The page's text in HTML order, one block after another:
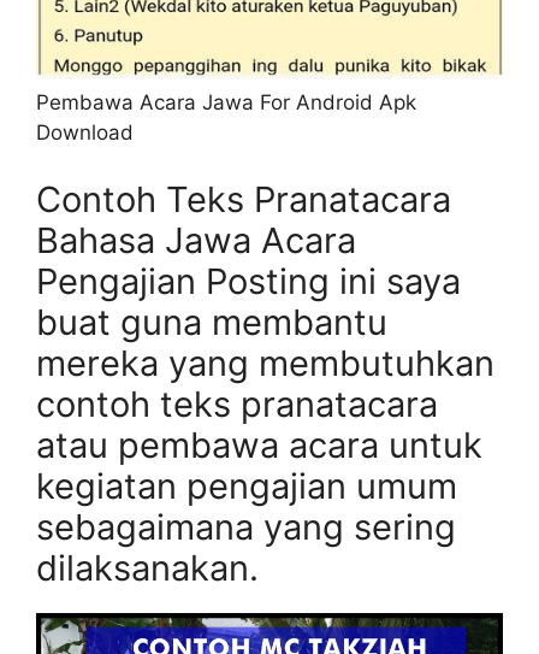
Pembawa Acara Jawa For Android Apk
Download
Contoh Teks Pranatacara
Bahasa Jawa Acara
Pengajian Posting ini saya
buat guna membantu
mereka yang membutuhkan
contoh teks pranatacara
atau pembawa acara untuk
kegiatan pengajian umum
sebagaimana yang sering
dilaksanakan.